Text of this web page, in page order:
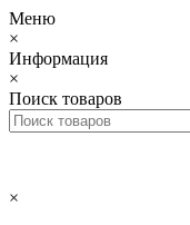
Меню
×
Информация
×
Поиск товаров
×